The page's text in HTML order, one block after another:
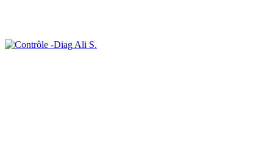
Ali S.